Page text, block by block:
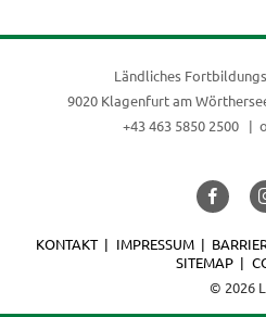
Ländliches
9020 Klagenfurt am
+43 463 5850 2500
© 2026
KONTAKT IMPRESSUM
SITEMAP